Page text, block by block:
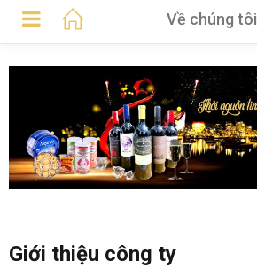
Về chúng tôi
Giới thiệu công ty